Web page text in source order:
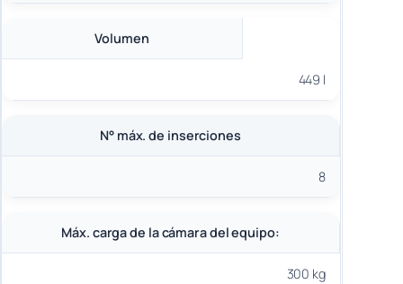
Volumen
449 l
N° máx. de inserciones
8
Máx. carga de la cámara del equipo:
300 kg